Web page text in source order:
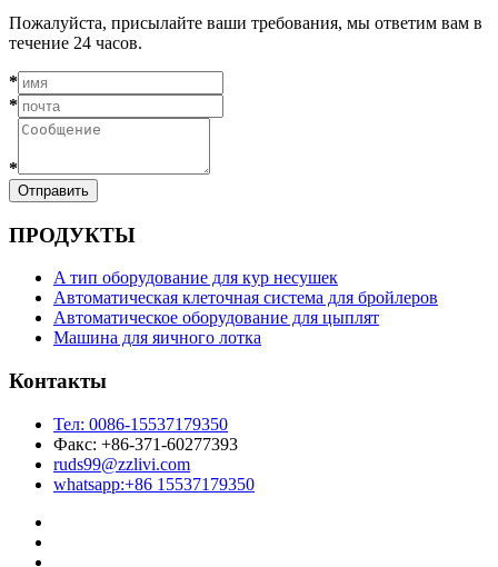
Пожалуйста, присылайте ваши требования, мы ответим вам в
течение 24 часов.
*
*
*
Отправить
ПРОДУКТЫ
A тип оборудование для кур несушек
Автоматическая клеточная система для бройлеров
Автоматическое оборудование для цыплят
Машина для яичного лотка
Контакты
Тел: 0086-15537179350
Факс: +86-371-60277393
ruds99@zzlivi.com
whatsapp:+86 15537179350